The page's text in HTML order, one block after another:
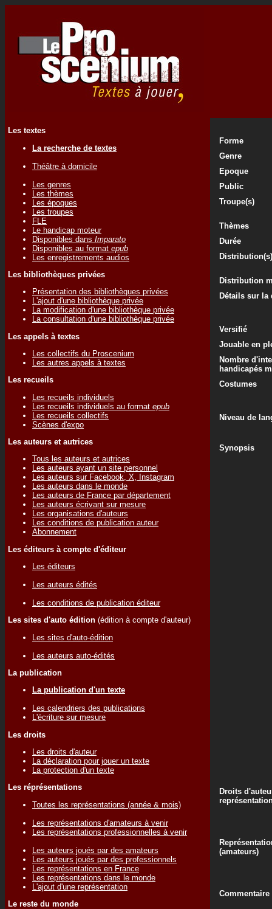
Les textes
La recherche de textes
Théâtre à domicile
Les genres
Les thèmes
Les époques
Les troupes
FLE
Le handicap moteur
Disponibles dans Imparato
Disponibles au format epub
Les enregistrements audios
Les bibliothèques privées
Présentation des bibliothèques privées
L'ajout d'une bibliothèque privée
La modification d'une bibliothèque privée
La consultation d'une bibliothèque privée
Les appels à textes
Les collectifs du Proscenium
Les autres appels à textes
Les recueils
Les recueils individuels
Les recueils individuels au format epub
Les recueils collectifs
Scènes d'expo
Les auteurs et autrices
Tous les auteurs et autrices
Les auteurs ayant un site personnel
Les auteurs sur Facebook, X, Instagram
Les auteurs dans le monde
Les auteurs de France par département
Les auteurs écrivant sur mesure
Les organisations d'auteurs
Les conditions de publication auteur
Abonnement
Les éditeurs à compte d'éditeur
Les éditeurs
Les auteurs édités
Les conditions de publication éditeur
Les sites d'auto édition (édition à compte d'auteur)
Les sites d'auto-édition
Les auteurs auto-édités
La publication
La publication d'un texte
Les calendriers des publications
L'écriture sur mesure
Les droits
Les droits d'auteur
La déclaration pour jouer un texte
La protection d'un texte
Les réprésentations
Toutes les représentations (année & mois)
Les représentations d'amateurs à venir
Les représentations professionnelles à venir
Les auteurs joués par des amateurs
Les auteurs joués par des professionnels
Les représentations en France
Les représentations dans le monde
L'ajout d'une représentation
Le reste du monde
Forme
Genre
Epoque
Public
Troupe(s)
Thèmes
Durée
Distribution(s)
Distribution
Détails sur
Versifié
Jouable en
Nombre
handicapés
Costumes
Niveau de
Synopsis
Droits
(amateurs)